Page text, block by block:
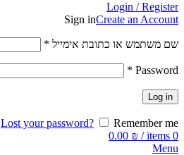
Login / Register
Sign inCreate an Account
שם משתמש או כתובת אימייל *
Password
*
Log in
Lost your password?
Remember me
0
items
/
0.00 ₪
Menu